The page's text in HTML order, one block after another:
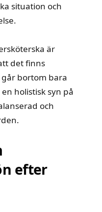
situation och
är
det finns
bortom bara
holistisk syn på
och
efter